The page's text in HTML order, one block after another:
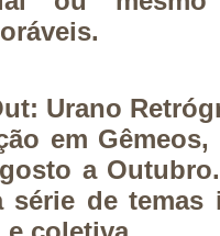
Urano
em
a
série de temas